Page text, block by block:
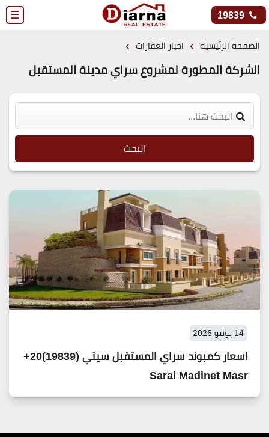
☰ 19839
الصفحة الرئيسية › اخبار العقارات ›
الشركة المطورة لمشروع سراي مدينة المستقبل
البحث
14 يونيو 2026
اسعار كمبوند سراي المستقبل سيتي (19839)20+
Sarai Madinet Masr